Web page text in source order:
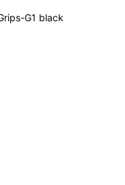
G1 black